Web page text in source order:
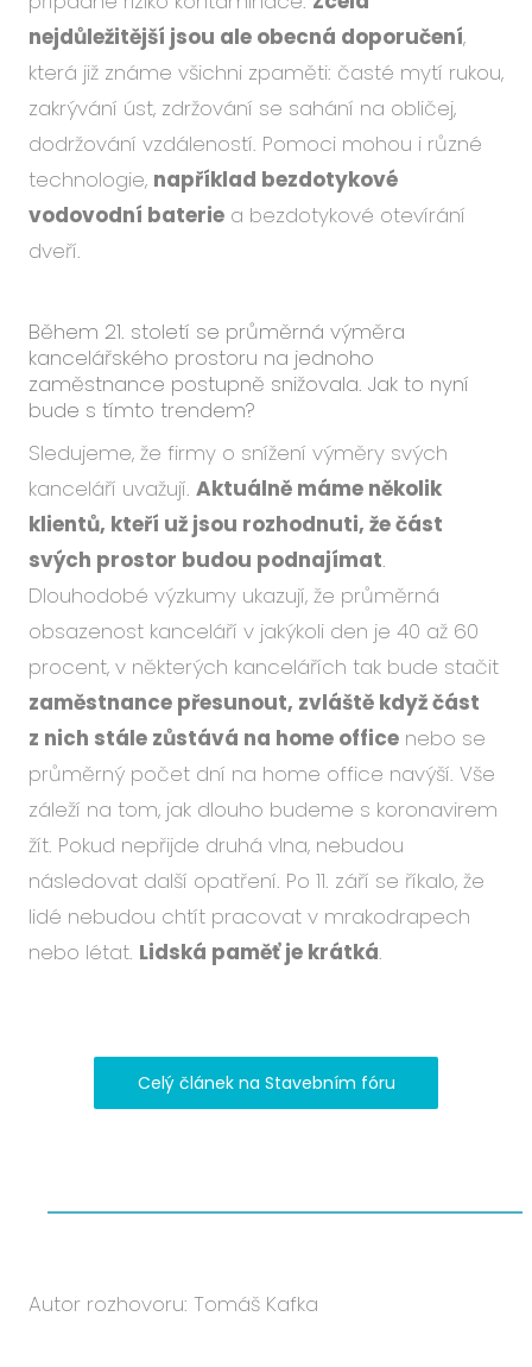
nejdůležitější jsou ale obecná doporučení,
která již známe všichni zpaměti: časté mytí rukou,
zakrývání úst, zdržování se sahání na obličej,
dodržování vzdáleností. Pomoci mohou i různé
technologie, například bezdotykové
vodovodní baterie a bezdotykové otevírání
dveří.
Během 21. století se průměrná výměra
kancelářského prostoru na jednoho
zaměstnance postupně snižovala. Jak to nyní
bude s tímto trendem?
Sledujeme, že firmy o snížení výměry svých
kanceláří uvažují. Aktuálně máme několik
klientů, kteří už jsou rozhodnuti, že část
svých prostor budou podnajímat.
Dlouhodobé výzkumy ukazují, že průměrná
obsazenost kanceláří v jakýkoli den je 40 až 60
procent, v některých kancelářích tak bude stačit
zaměstnance přesunout, zvláště když část
z nich stále zůstává na home office nebo se
průměrný počet dní na home office navýší. Vše
záleží na tom, jak dlouho budeme s koronavirem
žít. Pokud nepřijde druhá vlna, nebudou
následovat další opatření. Po 11. září se říkalo, že
lidé nebudou chtít pracovat v mrakodrapech
nebo létat. Lidská paměť je krátká.
Celý článek na Stavebním fóru
Autor rozhovoru: Tomáš Kafka